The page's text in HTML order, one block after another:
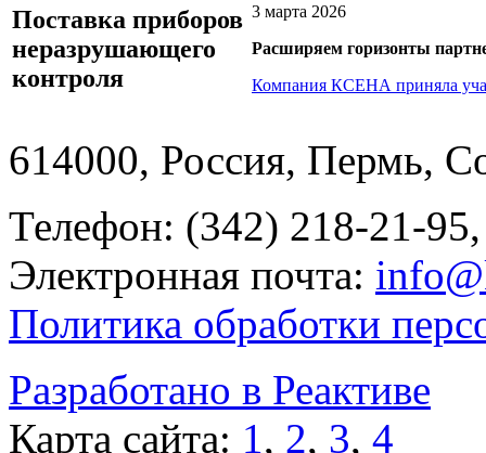
Поставка приборов
неразрушающего
контроля
3 марта 2026
Расширяем горизонты
Компания КСЕНА приняла
614000, Россия, Пермь,
Телефон: (342) 218-21-
Электронная почта:
Политика обработки
Разработано в Реактиве
Карта сайта: 1, 2, 3, 4